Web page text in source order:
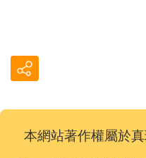
本網站著作權屬於